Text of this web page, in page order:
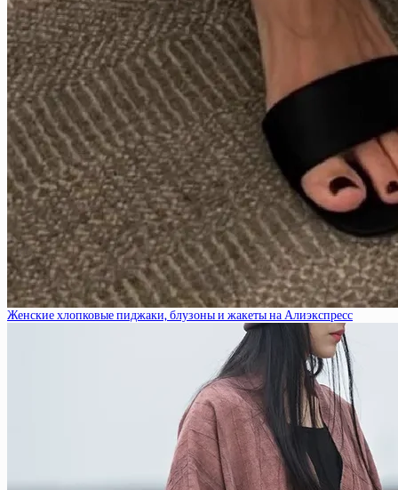
Женские хлопковые пиджаки, блузоны и жакеты на Алиэкспресс